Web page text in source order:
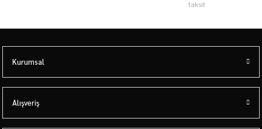
taksit
Kurumsal
Alışveriş